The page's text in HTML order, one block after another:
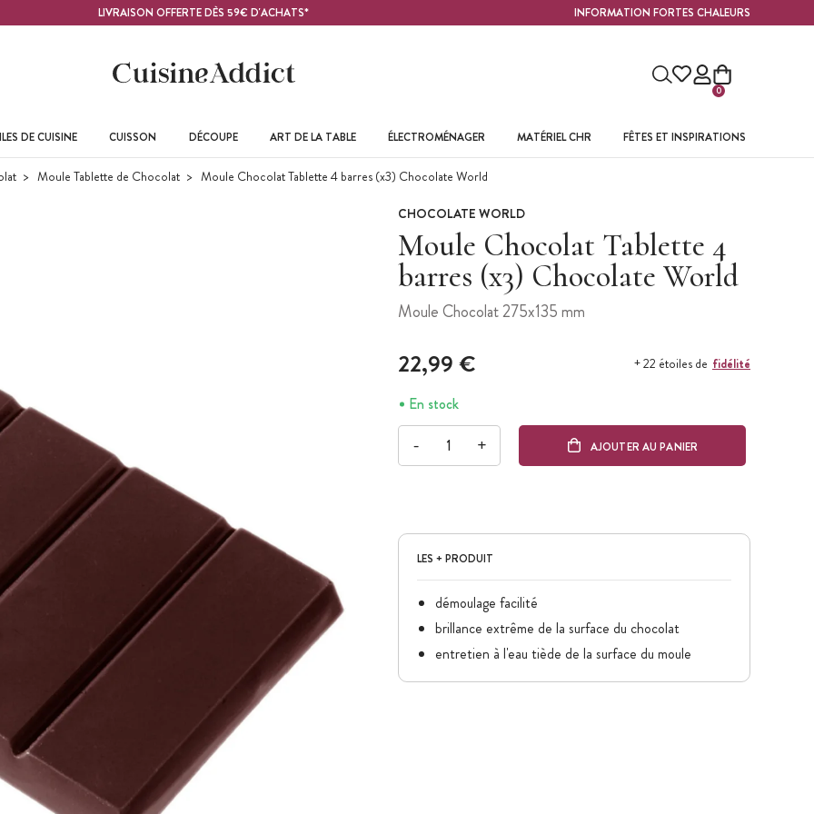
LIVRAISON OFFERTE DÈS 59€ D'ACHATS* INFORMATION FORTES CHALEURS
0
DE CUISINE CUISSON DÉCOUPE ART DE LA TABLE ÉLECTROMÉNAGER MATÉRIEL CHR FÊTES ET INSPIRATIONS
Moule Tablette de Chocolat Moule Chocolat Tablette 4 barres (x3) Chocolate World
CHOCOLATE WORLD
Moule Chocolat Tablette 4
barres (x3) Chocolate World
Moule Chocolat 275x135 mm
22,99 € + 22 étoiles de fidélité
En stock
- + AJOUTER AU PANIER
LES + PRODUIT
démoulage facilité
brillance extrême de la surface du chocolat
entretien à l'eau tiède de la surface du moule